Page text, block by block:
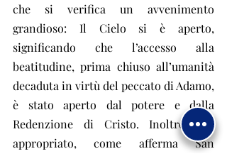
che si verifica un avvenimento
grandioso: Il Cielo si è aperto,
significando che l’accesso alla
beatitudine, prima chiuso all’umanità
decaduta in virtù del peccato di Adamo,
è stato aperto dal potere e dalla
Redenzione di Cristo. Inoltre, era
appropriato, come afferma San